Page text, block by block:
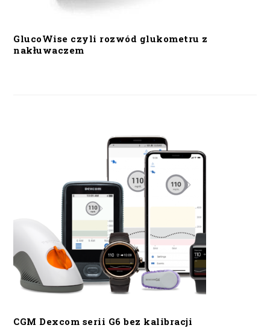
GlucoWise czyli rozwód glukometru z
nakłuwaczem
CGM Dexcom serii G6 bez kalibracji